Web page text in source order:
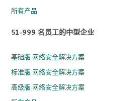
所有产品
51-999 名员工的中型企业
基础版 网络安全解决方案
标准版 网络安全解决方案
高级版 网络安全解决方案